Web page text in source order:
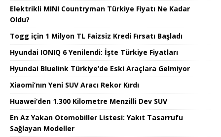
Elektrikli MINI Countryman Türkiye Fiyatı Ne Kadar
Oldu?
Togg için 1 Milyon TL Faizsiz Kredi Fırsatı Başladı
Hyundai IONIQ 6 Yenilendi: İşte Türkiye Fiyatları
Hyundai Bluelink Türkiye’de Eski Araçlara Gelmiyor
Xiaomi’nın Yeni SUV Aracı Rekor Kırdı
Huawei’den 1.300 Kilometre Menzilli Dev SUV
En Az Yakan Otomobiller Listesi: Yakıt Tasarrufu
Sağlayan Modeller